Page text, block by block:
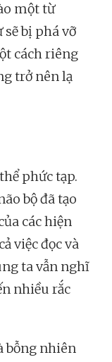
một từ
bị phá vỡ
cách riêng
trở nên lạ
phức tạp.
bộ đã tạo
các hiện
việc đọc và
ta vẫn nghĩ
nhiều rắc
bỗng nhiên